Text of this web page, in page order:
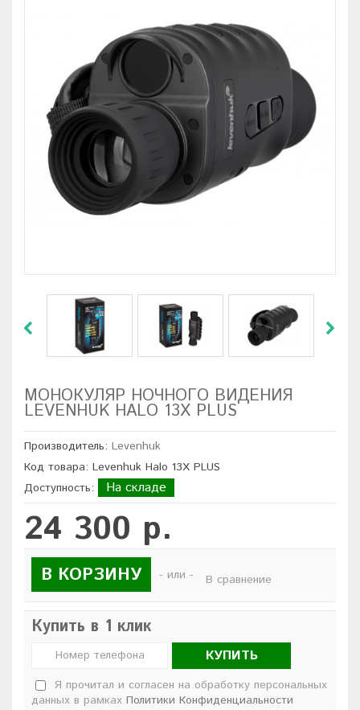
МОНОКУЛЯР НОЧНОГО ВИДЕНИЯ
LEVENHUK HALO 13X PLUS
Производитель: Levenhuk
Код товара: Levenhuk Halo 13X PLUS
Доступность:
На складе
24 300 р.
В КОРЗИНУ - или - В сравнение
Купить в 1 клик
КУПИТЬ
Я прочитал и согласен на обработку персональных
данных в рамках Политики Конфиденциальности